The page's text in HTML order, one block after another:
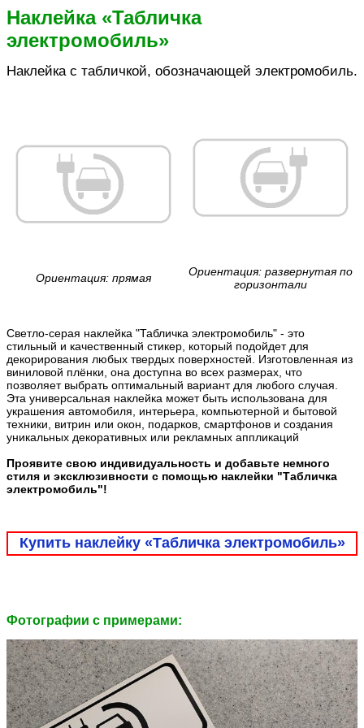
Наклейка «Табличка
электромобиль»
Наклейка с табличкой, обозначающей электромобиль.
Ориентация: прямая
Ориентация: развернутая по
горизонтали
Светло-серая наклейка "Табличка электромобиль" - это
стильный и качественный стикер, который подойдет для
декорирования любых твердых поверхностей. Изготовленная из
виниловой плёнки, она доступна во всех размерах, что
позволяет выбрать оптимальный вариант для любого случая.
Эта универсальная наклейка может быть использована для
украшения автомобиля, интерьера, компьютерной и бытовой
техники, витрин или окон, подарков, смартфонов и создания
уникальных декоративных или рекламных аппликаций
Проявите свою индивидуальность и добавьте немного
стиля и эксклюзивности с помощью наклейки "Табличка
электромобиль"!
Купить наклейку «Табличка электромобиль»
Фотографии c примерами: